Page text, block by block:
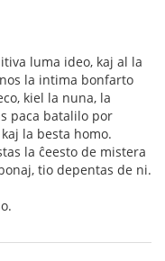
luma ideo, kaj al la
la intima bonfarto
kiel la nuna, la
paca batalilo por
la besta homo.
la ĉeesto de mistera
tio depentas de ni.